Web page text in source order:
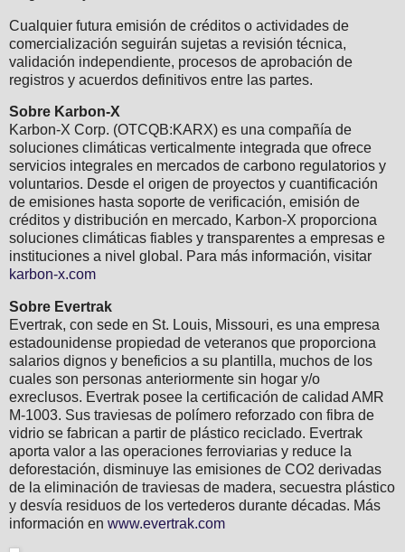
Cualquier futura emisión de créditos o actividades de
comercialización seguirán sujetas a revisión técnica,
validación independiente, procesos de aprobación de
registros y acuerdos definitivos entre las partes.
Sobre Karbon-X
Karbon-X Corp. (OTCQB:KARX) es una compañía de
soluciones climáticas verticalmente integrada que ofrece
servicios integrales en mercados de carbono regulatorios y
voluntarios. Desde el origen de proyectos y cuantificación
de emisiones hasta soporte de verificación, emisión de
créditos y distribución en mercado, Karbon-X proporciona
soluciones climáticas fiables y transparentes a empresas e
instituciones a nivel global. Para más información, visitar
karbon-x.com
Sobre Evertrak
Evertrak, con sede en St. Louis, Missouri, es una empresa
estadounidense propiedad de veteranos que proporciona
salarios dignos y beneficios a su plantilla, muchos de los
cuales son personas anteriormente sin hogar y/o
exreclusos. Evertrak posee la certificación de calidad AMR
M-1003. Sus traviesas de polímero reforzado con fibra de
vidrio se fabrican a partir de plástico reciclado. Evertrak
aporta valor a las operaciones ferroviarias y reduce la
deforestación, disminuye las emisiones de CO2 derivadas
de la eliminación de traviesas de madera, secuestra plástico
y desvía residuos de los vertederos durante décadas. Más
información en www.evertrak.com